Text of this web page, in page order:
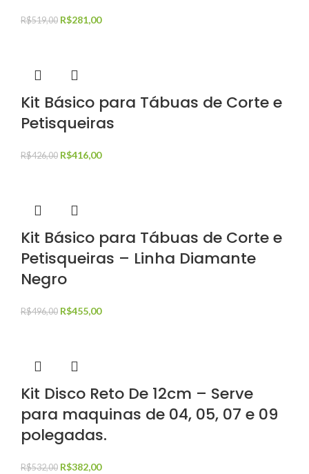
R$519,00 R$281,00
Kit Básico para Tábuas de Corte e
Petisqueiras
R$426,00 R$416,00
Kit Básico para Tábuas de Corte e
Petisqueiras – Linha Diamante
Negro
R$496,00 R$455,00
Kit Disco Reto De 12cm – Serve
para maquinas de 04, 05, 07 e 09
polegadas.
R$532,00 R$382,00